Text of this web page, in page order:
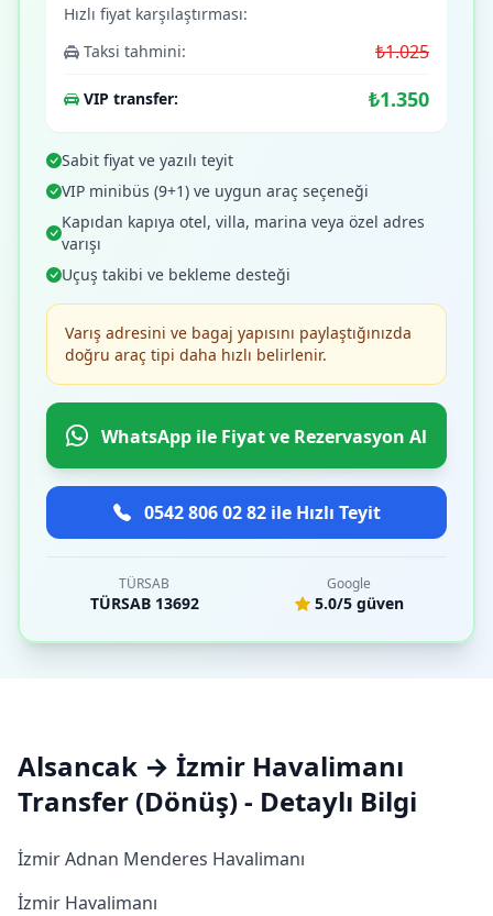
Hızlı fiyat karşılaştırması:
Taksi tahmini:
₺1.025
VIP transfer: ₺1.350
Sabit fiyat ve yazılı teyit
VIP minibüs (9+1) ve uygun araç seçeneği
Kapıdan kapıya otel, villa, marina veya özel adres
varışı
Uçuş takibi ve bekleme desteği
Varış adresini ve bagaj yapısını paylaştığınızda
doğru araç tipi daha hızlı belirlenir.
WhatsApp ile Fiyat ve Rezervasyon Al
0542 806 02 82 ile Hızlı Teyit
TÜRSAB
TÜRSAB 13692
Google
5.0/5 güven
Alsancak → İzmir Havalimanı
Transfer (Dönüş) - Detaylı Bilgi
İzmir Adnan Menderes Havalimanı
İzmir Havalimanı